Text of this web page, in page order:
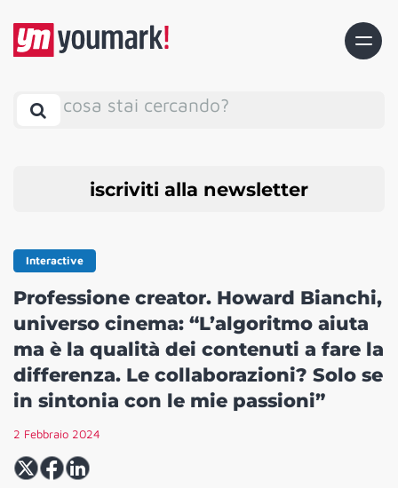
cosa stai cercando?
iscriviti alla newsletter
Interactive
Professione creator. Howard Bianchi,
universo cinema: “L’algoritmo aiuta
ma è la qualità dei contenuti a fare la
differenza. Le collaborazioni? Solo se
in sintonia con le mie passioni”
2 Febbraio 2024